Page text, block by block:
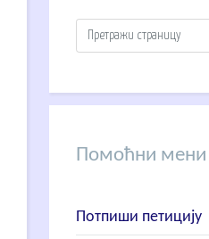
Помоћни мени
Потпиши петицију